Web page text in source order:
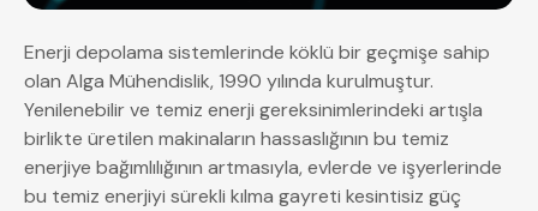
Enerji depolama sistemlerinde köklü bir geçmişe sahip
olan Alga Mühendislik, 1990 yılında kurulmuştur.
Yenilenebilir ve temiz enerji gereksinimlerindeki artışla
birlikte üretilen makinaların hassaslığının bu temiz
enerjiye bağımlılığının artmasıyla, evlerde ve işyerlerinde
bu temiz enerjiyi sürekli kılma gayreti kesintisiz güç